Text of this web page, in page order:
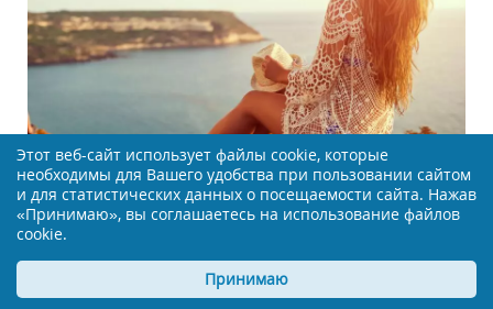
Новое исследование: как фантазии помогают
Этот веб-сайт использует файлы cookie, которые
необходимы для Вашего удобства при пользовании сайтом
и для статистических данных о посещаемости сайта. Нажав
«Принимаю», вы соглашаетесь на использование файлов
cookie.
Принимаю